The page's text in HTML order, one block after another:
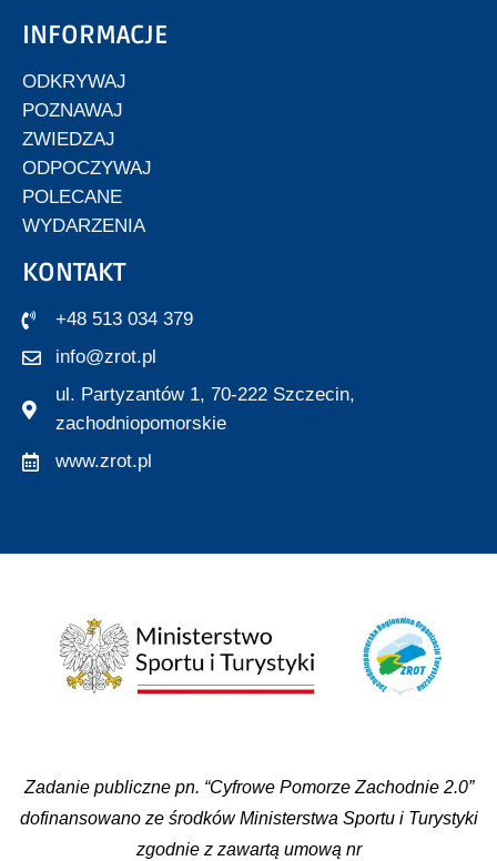
INFORMACJE
ODKRYWAJ
POZNAWAJ
ZWIEDZAJ
ODPOCZYWAJ
POLECANE
WYDARZENIA
KONTAKT
+48 513 034 379
info@zrot.pl
ul. Partyzantów 1, 70-222 Szczecin,
zachodniopomorskie
www.zrot.pl
Zadanie publiczne pn. “Cyfrowe Pomorze Zachodnie 2.0”
dofinansowano ze środków Ministerstwa Sportu i Turystyki
zgodnie z zawartą umową nr